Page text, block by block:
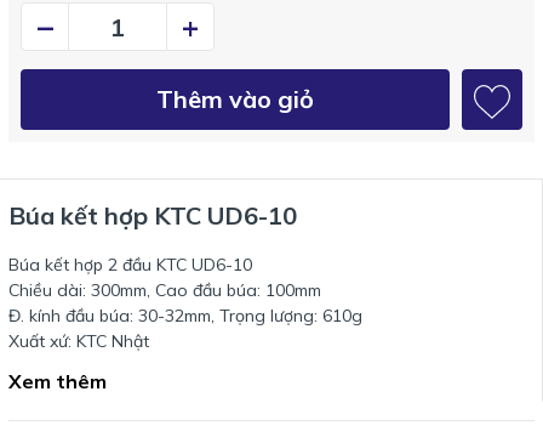
– +
Thêm vào giỏ
Búa kết hợp KTC UD6-10
Búa kết hợp 2 đầu KTC UD6-10
Chiều dài: 300mm, Cao đầu búa: 100mm
Đ. kính đầu búa: 30-32mm, Trọng lượng: 610g
Xuất xứ: KTC Nhật
Xem thêm